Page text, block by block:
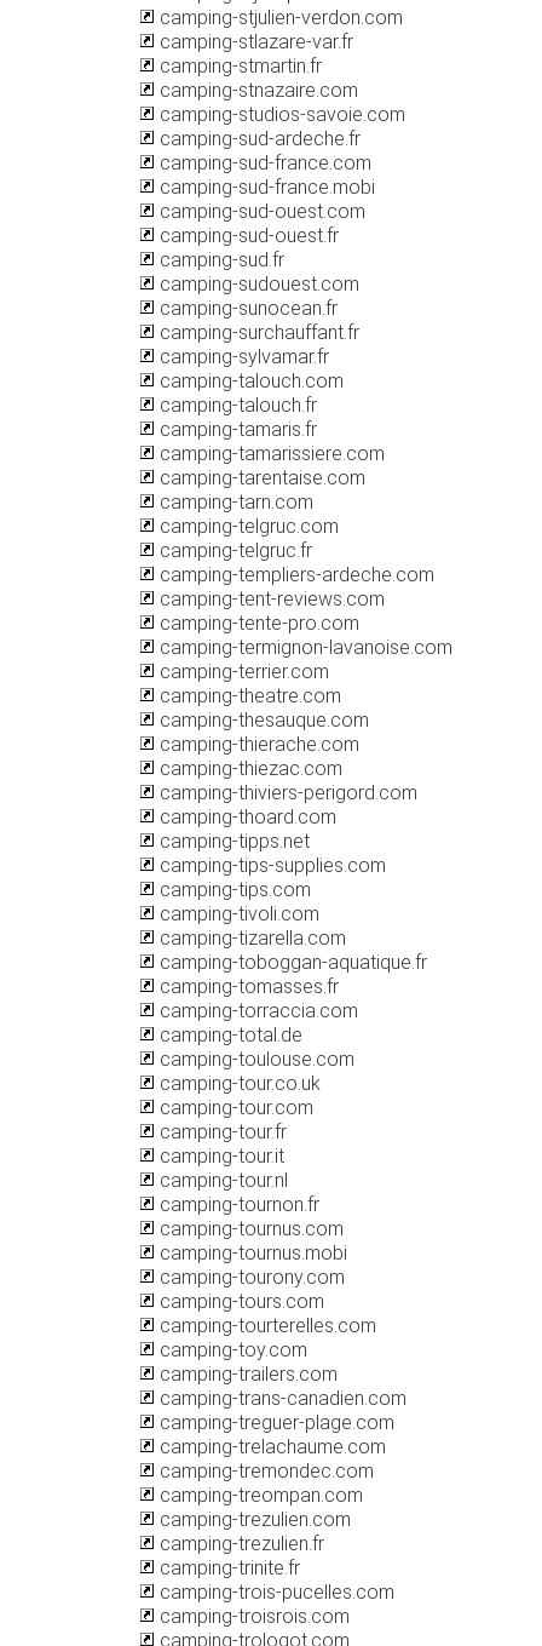
camping-stjulien-verdon.com
camping-stlazare-var.fr
camping-stmartin.fr
camping-stnazaire.com
camping-studios-savoie.com
camping-sud-ardeche.fr
camping-sud-france.com
camping-sud-france.mobi
camping-sud-ouest.com
camping-sud-ouest.fr
camping-sud.fr
camping-sudouest.com
camping-sunocean.fr
camping-surchauffant.fr
camping-sylvamar.fr
camping-talouch.com
camping-talouch.fr
camping-tamaris.fr
camping-tamarissiere.com
camping-tarentaise.com
camping-tarn.com
camping-telgruc.com
camping-telgruc.fr
camping-templiers-ardeche.com
camping-tent-reviews.com
camping-tente-pro.com
camping-termignon-lavanoise.com
camping-terrier.com
camping-theatre.com
camping-thesauque.com
camping-thierache.com
camping-thiezac.com
camping-thiviers-perigord.com
camping-thoard.com
camping-tipps.net
camping-tips-supplies.com
camping-tips.com
camping-tivoli.com
camping-tizarella.com
camping-toboggan-aquatique.fr
camping-tomasses.fr
camping-torraccia.com
camping-total.de
camping-toulouse.com
camping-tour.co.uk
camping-tour.com
camping-tour.fr
camping-tour.it
camping-tour.nl
camping-tournon.fr
camping-tournus.com
camping-tournus.mobi
camping-tourony.com
camping-tours.com
camping-tourterelles.com
camping-toy.com
camping-trailers.com
camping-trans-canadien.com
camping-treguer-plage.com
camping-trelachaume.com
camping-tremondec.com
camping-treompan.com
camping-trezulien.com
camping-trezulien.fr
camping-trinite.fr
camping-trois-pucelles.com
camping-troisrois.com
camping-trologot.com